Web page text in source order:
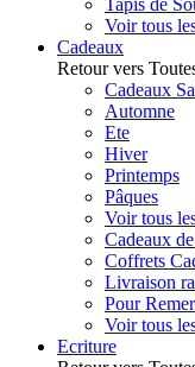
Tapis de
Voir tous
Cadeaux
Retour vers
Cadeaux
Automne
Ete
Hiver
Printemps
Pâques
Voir tous
Cadeaux
Coffrets
Livraison
Pour
Voir tous
Ecriture